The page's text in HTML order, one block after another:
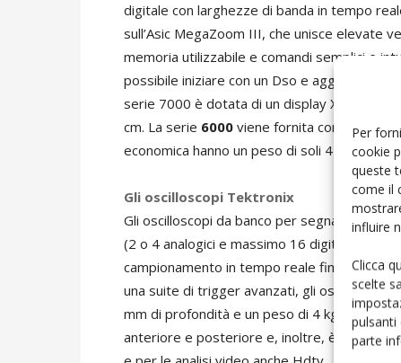
Per
cookie
queste
come il
influire
Clicca
scelte
pulsanti
parte
digitale con larghezze di banda in tempo
sull’Asic MegaZoom III, che unisce elevate
memoria utilizzabile e comandi semplici e
possibile iniziare con un Dso e aggiornarlo a
serie 7000 è dotata di un display Xga da
cm. La serie 6000 viene fornita con batterie
economica hanno un peso di soli 4 kg.
Gli oscilloscopi Tektronix
Gli oscilloscopi da banco per segnali misti
(2 o 4 analogici e massimo 16 digitali),
campionamento in tempo reale fino a 2,5
una suite di trigger avanzati, gli oscilloscopi
mm di profondità e un peso di 4 kg. La
anteriore e posteriore e, inoltre, è previsto